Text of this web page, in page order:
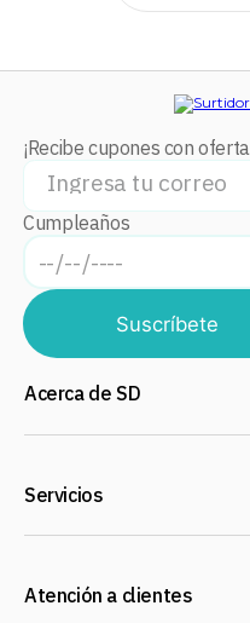
¡Recibe cupones con
Cumpleaños
Suscríbete
Acerca de SD
Servicios
Atención a clientes